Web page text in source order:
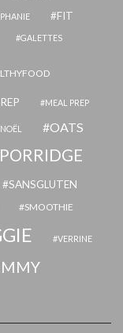
FIT
GALETTES
MEAL PREP
NOËL OATS
PORRIDGE
SANSGLUTEN
SMOOTHIE
VERRINE